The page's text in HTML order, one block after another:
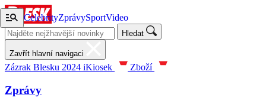
CelebrityZprávySportVideo
Hledat
Zavřít hlavní navigaci
Zázrak Blesku 2024 iKiosek Zboží
Zprávy